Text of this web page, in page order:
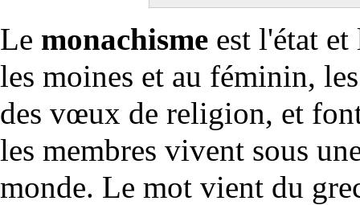
Le monachisme est l'état
les moines et au féminin,
des vœux de religion, et
les membres vivent sous
monde. Le mot vient du